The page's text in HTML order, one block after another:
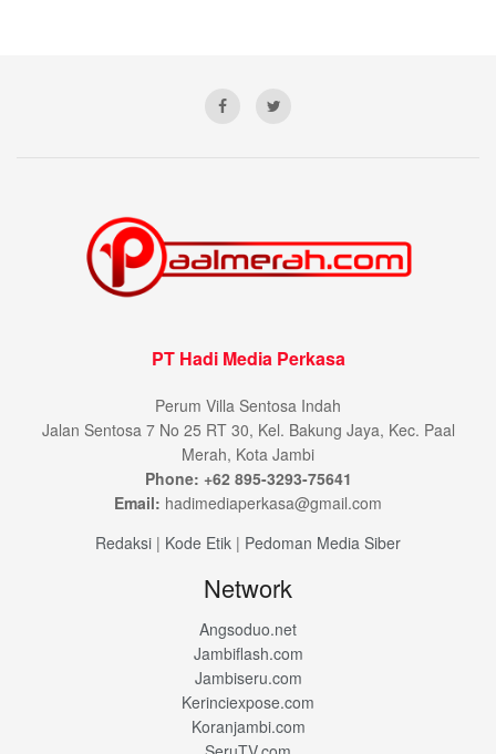
PT Hadi Media Perkasa
Perum Villa Sentosa Indah
Jalan Sentosa 7 No 25 RT 30, Kel. Bakung Jaya, Kec. Paal
Merah, Kota Jambi
Phone: +62 895-3293-75641
Email: hadimediaperkasa@gmail.com
Redaksi | Kode Etik | Pedoman Media Siber
Network
Angsoduo.net
Jambiflash.com
Jambiseru.com
Kerinciexpose.com
Koranjambi.com